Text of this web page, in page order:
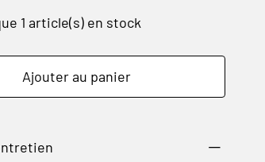
1 article(s) en stock
Ajouter au panier